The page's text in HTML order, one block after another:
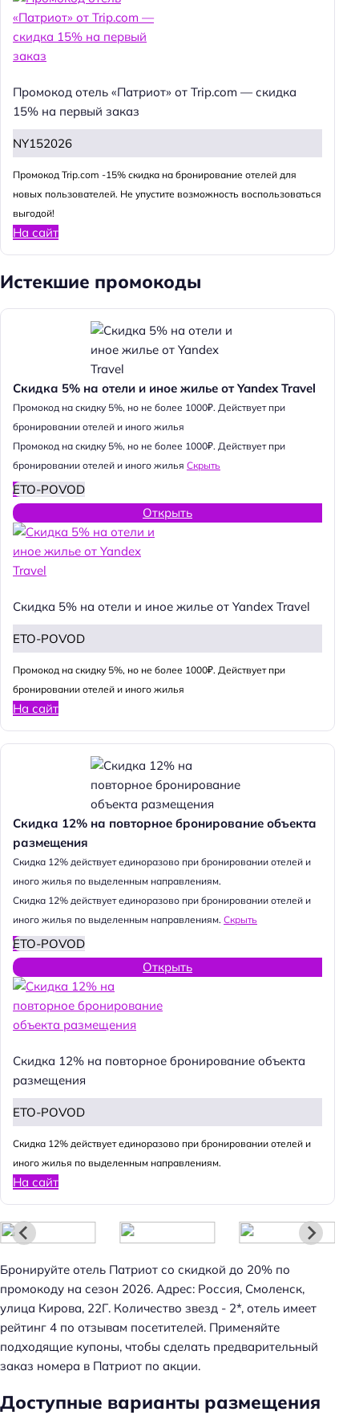
Промокод отель «Патриот» от Trip.com — скидка
15% на первый заказ
NY152026
Промокод Trip.com -15% скидка на бронирование отелей для
новых пользователей. Не упустите возможность воспользоваться
выгодой!
На сайт
Истекшие промокоды
Скидка 5% на отели и иное жилье от Yandex Travel
Промокод на скидку 5%, но не более 1000₽. Действует при
бронировании отелей и иного жилья
Промокод на скидку 5%, но не более 1000₽. Действует при
бронировании отелей и иного жилья Скрыть
ETO-POVOD
Открыть
Скидка 5% на отели и иное жилье от Yandex Travel
ETO-POVOD
Промокод на скидку 5%, но не более 1000₽. Действует при
бронировании отелей и иного жилья
На сайт
Скидка 12% на повторное бронирование объекта
размещения
Cкидка 12% действует единоразово при бронировании отелей и
иного жилья по выделенным направлениям.
Cкидка 12% действует единоразово при бронировании отелей и
иного жилья по выделенным направлениям. Скрыть
ETO-POVOD
Открыть
Скидка 12% на повторное бронирование объекта
размещения
ETO-POVOD
Cкидка 12% действует единоразово при бронировании отелей и
иного жилья по выделенным направлениям.
На сайт
Бронируйте отель Патриот со скидкой до 20% по
промокоду на сезон 2026. Адрес: Россия, Смоленск,
улица Кирова, 22Г. Количество звезд - 2*, отель имеет
рейтинг 4 по отзывам посетителей. Применяйте
подходящие купоны, чтобы сделать предварительный
заказ номера в Патриот по акции.
Доступные варианты размещения